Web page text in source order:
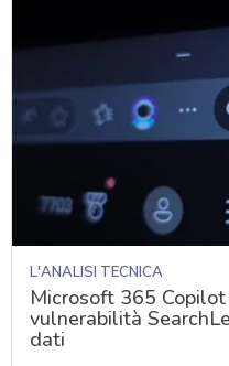
L'ANALISI TECNICA
Microsoft 365
vulnerabilità
dati